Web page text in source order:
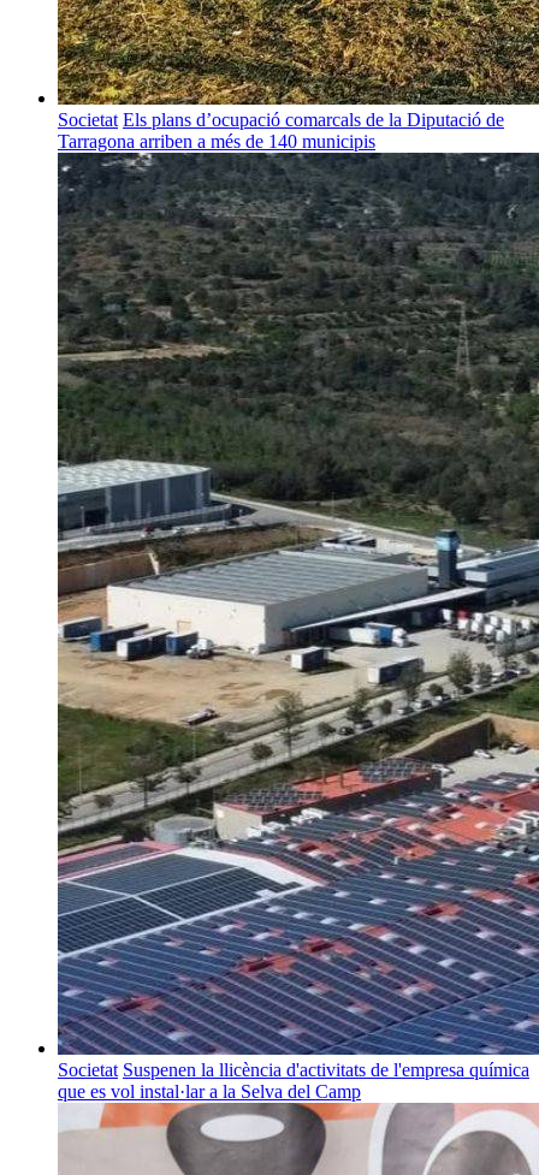
Societat Els plans d’ocupació comarcals de la Diputació de
Tarragona arriben a més de 140 municipis
Societat Suspenen la llicència d'activitats de l'empresa química
que es vol instal·lar a la Selva del Camp